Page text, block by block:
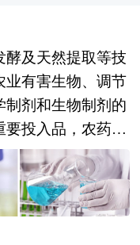
酵及天然提取等技
业有害生物、调节
制剂和生物制剂的
投入品，农药涵
生长调节剂及卫
粮食作物、经济
疫等多个领域，对
给及公共卫生安